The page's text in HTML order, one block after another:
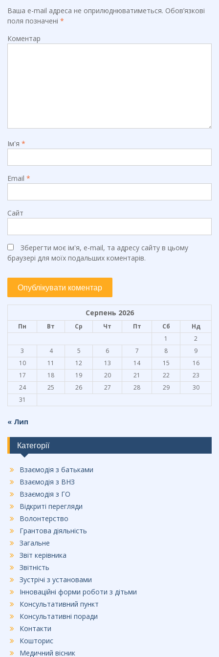
k
Ваша e-mail адреса не оприлюднюватиметься. Обов’язкові
поля позначені *
Коментар
Ім'я *
Email *
Сайт
Зберегти моє ім'я, e-mail, та адресу сайту в цьому
браузері для моїх подальших коментарів.
Серпень 2026
Пн Вт Ср Чт Пт Сб
Нд
1
2
3
4 5 6 7 8
9
10
11 12 13 14 15
16
17
18 19 20 21 22
23
24
25 26 27 28 29
30
31
« Лип
Категорії
Взаємодія з батьками
Взаємодія з ВНЗ
Взаємодія з ГО
Відкриті перегляди
Волонтерство
Грантова діяльність
Загальне
Звіт керівника
Звітність
Зустрічі з установами
Інноваційні форми роботи з дітьми
Консультативний пункт
Консультативні поради
Контакти
Кошторис
Медичний вісник